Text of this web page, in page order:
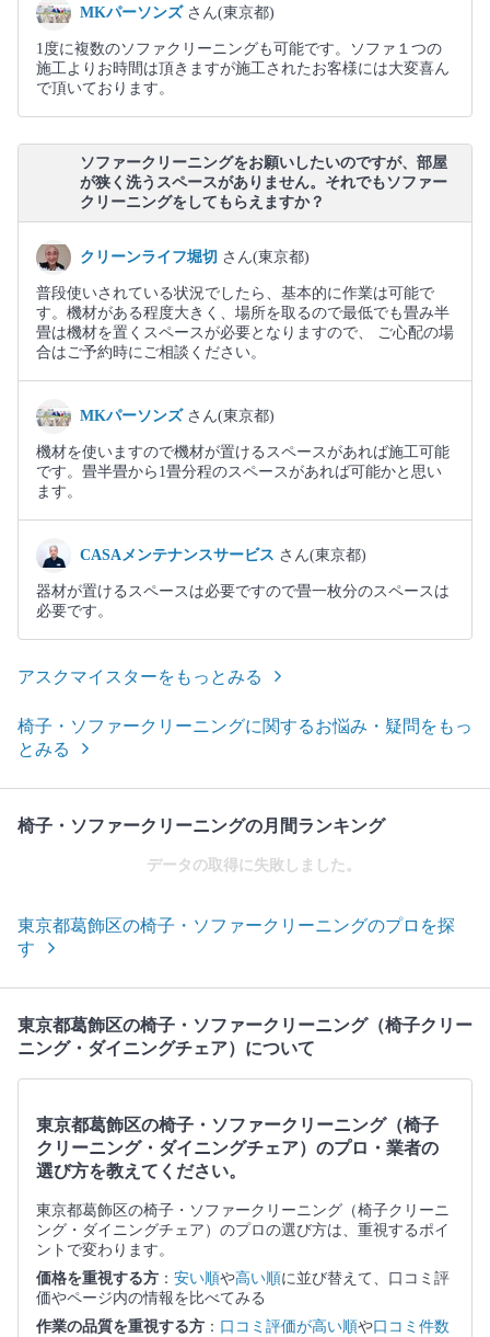
MKパーソンズ さん(東京都)
1度に複数のソファクリーニングも可能です。ソファ１つの
施工よりお時間は頂きますが施工されたお客様には大変喜ん
で頂いております。
ソファークリーニングをお願いしたいのですが、部屋
が狭く洗うスペースがありません。それでもソファー
クリーニングをしてもらえますか？
クリーンライフ堀切 さん(東京都)
普段使いされている状況でしたら、基本的に作業は可能で
す。機材がある程度大きく、場所を取るので最低でも畳み半
畳は機材を置くスペースが必要となりますので、 ご心配の場
合はご予約時にご相談ください。
MKパーソンズ さん(東京都)
機材を使いますので機材が置けるスペースがあれば施工可能
です。畳半畳から1畳分程のスペースがあれば可能かと思い
ます。
CASAメンテナンスサービス さん(東京都)
器材が置けるスペースは必要ですので畳一枚分のスペースは
必要です。
アスクマイスターをもっとみる
椅子・ソファークリーニングに関するお悩み・疑問をもっ
とみる
椅子・ソファークリーニングの月間ランキング
データの取得に失敗しました。
東京都葛飾区の椅子・ソファークリーニングのプロを探
す
東京都葛飾区の椅子・ソファークリーニング（椅子クリー
ニング・ダイニングチェア）について
東京都葛飾区の椅子・ソファークリーニング（椅子
クリーニング・ダイニングチェア）のプロ・業者の
選び方を教えてください。
東京都葛飾区の椅子・ソファークリーニング（椅子クリーニ
ング・ダイニングチェア）のプロの選び方は、重視するポイ
ントで変わります。
価格を重視する方 ： 安い順や高い順に並び替えて、口コミ評
価やページ内の情報を比べてみる
作業の品質を重視する方 ： 口コミ評価が高い順や口コミ件数